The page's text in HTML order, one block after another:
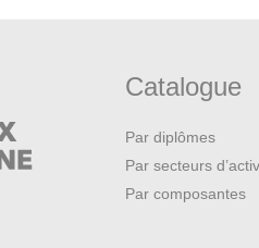
Catalogue
Par diplômes
Par secteurs
Par composantes